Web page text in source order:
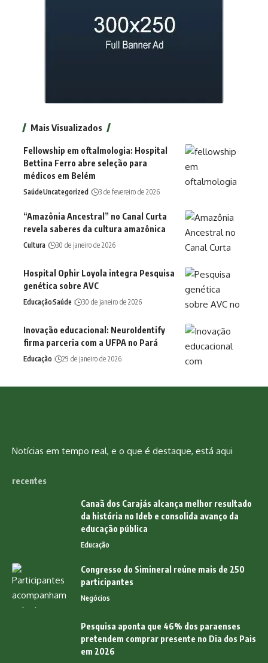
Mais Visualizados
Fellowship em oftalmologia: Hospital
Bettina Ferro abre seleção para
médicos em Belém
SaúdeUncategorized 3 de fevereiro de 2026
“Amazônia Ancestral” no Canal Curta
revela saberes da cultura amazônica
Cultura 30 de janeiro de 2026
Hospital Ophir Loyola integra Pesquisa
genética sobre AVC
EducaçãoSaúde 30 de janeiro de 2026
Inovação educacional: NeuroIdentify
firma parceria com a UFPA no Pará
Educação 29 de janeiro de 2026
Notícias em tempo real, e o que é destaque, está aqui
recentes
Canaã dos Carajás alcança melhor resultado
da história no Ideb e consolida avanço da
educação pública
Educação
Congresso do Simineral reúne mais de 250
participantes
Negócios
Pesquisa aponta que 46% dos paraenses
pretendem comprar presente no Dia dos Pais
em 2026